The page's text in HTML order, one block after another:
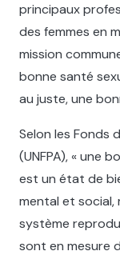
principaux
des femmes en
mission
bonne santé
au juste, une
Selon les Fonds
(UNFPA), « une
est un état de
mental et
système
sont en mesure